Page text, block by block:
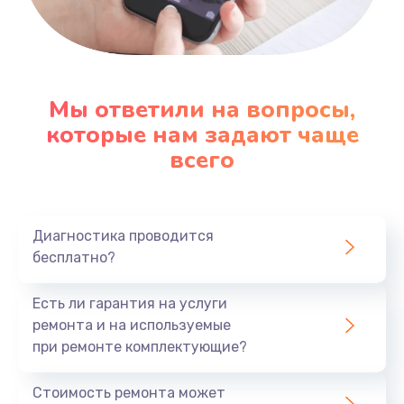
Заказать
Заказать
Ремонт подсветки
Заказать
930 руб.
Заказать
Мы ответили на вопросы,
которые нам задают чаще
всего
Диагностика проводится
бесплатно?
Есть ли гарантия на услуги
ремонта и на используемые
при ремонте комплектующие?
Стоимость ремонта может